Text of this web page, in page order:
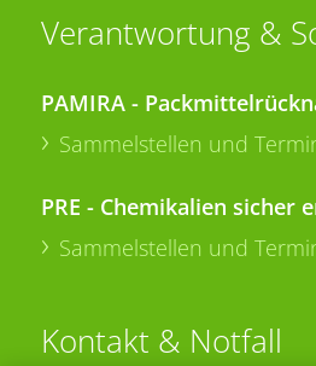
Verantwortung &
PAMIRA -
Sammelstellen und
PRE - Chemikalien sicher
Sammelstellen und
Kontakt & Notfall